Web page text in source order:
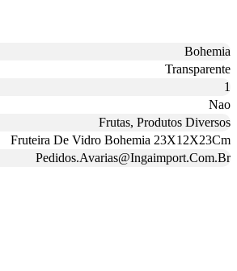
Bohemia
Transparente
1
Nao
Frutas, Produtos Diversos
Fruteira De Vidro Bohemia 23X12X23Cm
Pedidos.Avarias@Ingaimport.Com.Br